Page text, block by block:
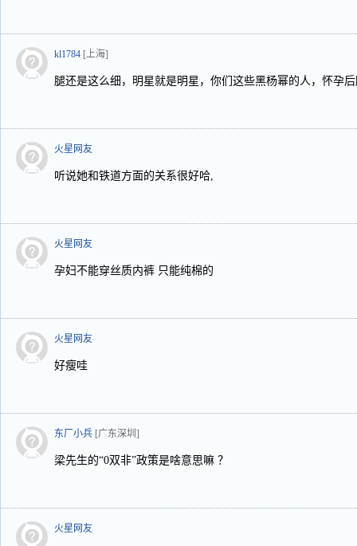
kl1784 [上海]
腿还是这么细，明星就是明星，你们这些黑杨幂的人，怀孕
火星网友
听说她和铁道方面的关系很好哈,
火星网友
孕妇不能穿丝质内裤 只能纯棉的
火星网友
好瘦哇
东厂小兵 [广东深圳]
梁先生的“0双非”政策是啥意思嘛 ？
火星网友